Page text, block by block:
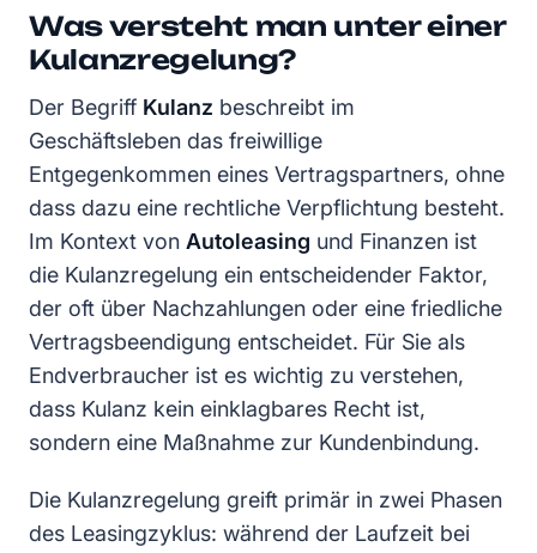
Was versteht man unter einer
Kulanzregelung?
Der Begriff Kulanz beschreibt im
Geschäftsleben das freiwillige
Entgegenkommen eines Vertragspartners, ohne
dass dazu eine rechtliche Verpflichtung besteht.
Im Kontext von Autoleasing und Finanzen ist
die Kulanzregelung ein entscheidender Faktor,
der oft über Nachzahlungen oder eine friedliche
Vertragsbeendigung entscheidet. Für Sie als
Endverbraucher ist es wichtig zu verstehen,
dass Kulanz kein einklagbares Recht ist,
sondern eine Maßnahme zur Kundenbindung.
Die Kulanzregelung greift primär in zwei Phasen
des Leasingzyklus: während der Laufzeit bei